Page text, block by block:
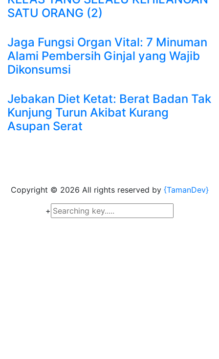
SATU ORANG (2)
Jaga Fungsi Organ Vital: 7 Minuman
Alami Pembersih Ginjal yang Wajib
Dikonsumsi
Jebakan Diet Ketat: Berat Badan Tak
Kunjung Turun Akibat Kurang
Asupan Serat
Copyright © 2026 All rights reserved by {TamanDev}
+